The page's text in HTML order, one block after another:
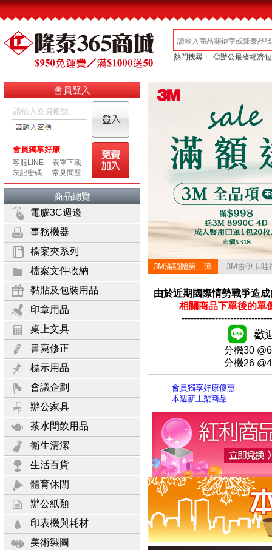
熱門搜尋： ◎辦公最省經濟包
會員登入
商品總覽
電腦3C週邊
事務機器
檔案夾系列
檔案文件收納
黏貼及包裝用品
印章用品
桌上文具
書寫修正
標示用品
會議企劃
辦公家具
茶水間飲用品
衛生清潔
生活百貨
體育休閒
辦公紙類
印表機與耗材
美術製圖
3M滿額贈第二彈 3M吉伊卡哇
由於近期國際情勢戰爭造
相關商品下單後的單
分機30
分機26
會員獨享好康優惠
本週新上架商品